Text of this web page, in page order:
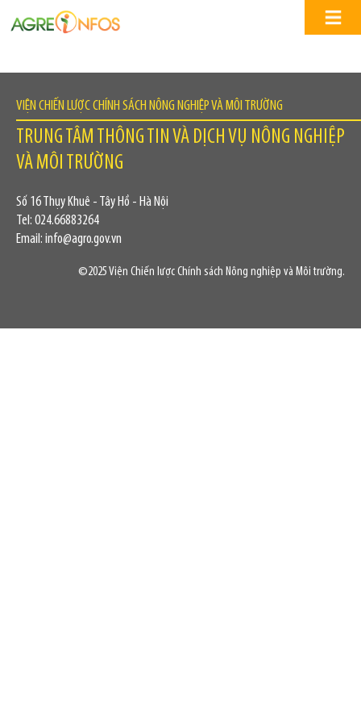
VIỆN CHIẾN LƯỢC CHÍNH SÁCH NÔNG NGHIỆP VÀ MÔI TRƯỜNG
TRUNG TÂM THÔNG TIN VÀ DỊCH VỤ NÔNG NGHIỆP
VÀ MÔI TRƯỜNG
Số 16 Thụy Khuê - Tây Hồ - Hà Nội
Tel: 024.66883264
Email: info@agro.gov.vn
©2025 Viện Chiến lược Chính sách Nông nghiệp và Môi trường.